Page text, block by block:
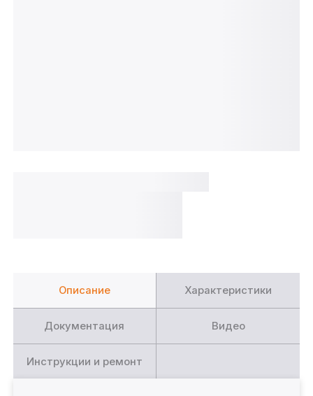
Описание Характеристики
Документация Видео
Инструкции и ремонт